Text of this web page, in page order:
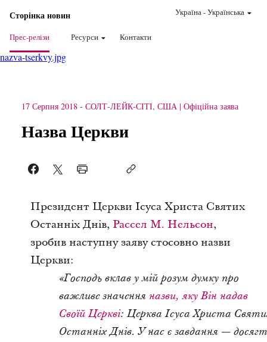
Сторінка новин
Прес-релізи Ресурси Контакти
Україна-Українська
nazva-tserkvy.jpg
17 Серпня 2018 - СОЛТ-ЛЕЙК-СІТІ, США Офіційна заява
Назва Церкви
Президент Церкви Ісуса Христа Святих
Останніх Днів, Рассел М. Нельсон,
зробив наступну заяву стосовно назви
Церкви:
«Господь вклав у мій розум думку про
важливе значення назви, яку Він надав
Своїй Церкві: Церква Ісуса Христа
Останніх Днів. У нас є завдання —